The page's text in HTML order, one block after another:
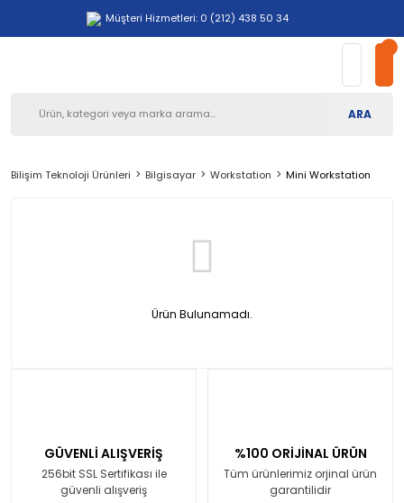
Müşteri Hizmetleri: 0 (212) 438 50 34
ARA
Bilişim Teknoloji Ürünleri Bilgisayar Workstation Mini Workstation
Ürün Bulunamadı.
GÜVENLİ ALIŞVERİŞ
256bit SSL Sertifikası ile
güvenli alışveriş
%100 ORİJİNAL ÜRÜN
Tüm ürünlerimiz orjinal ürün
garantilidir